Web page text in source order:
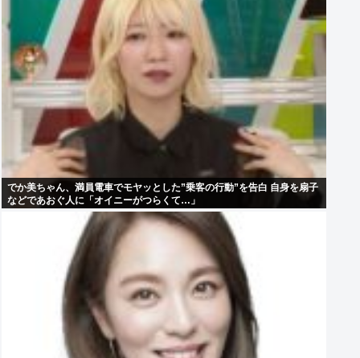
でか美ちゃん、満員電車でモヤッとした”乗客の行動”を告白 自身を扇子
などであおぐ人に「オイニーがつらくて…」